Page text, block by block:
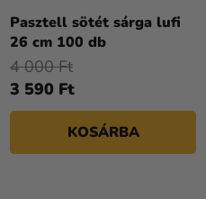
Pasztell sötét sárga lufi
26 cm 100 db
3 590 Ft
4 000 Ft
KOSÁRBA